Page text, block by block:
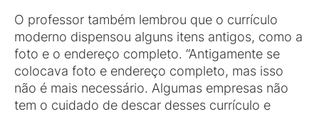
O professor também lembrou que o currículo
moderno dispensou alguns itens antigos, como a
foto e o endereço completo. “Antigamente se
colocava foto e endereço completo, mas isso
não é mais necessário. Algumas empresas não
tem o cuidado de descar desses currículo e